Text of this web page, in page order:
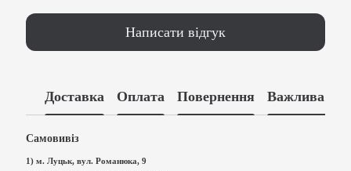
Написати відгук
Доставка Оплата Повернення Важлива
Самовивіз
1) м. Луцьк, вул. Романюка, 9